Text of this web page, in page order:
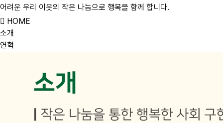
어 려운 우리 이 웃의 작은 나눔으로 행복을 함께 합니다.
HOME
소개
연혁